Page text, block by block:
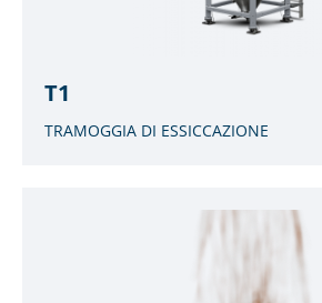
T1
TRAMOGGIA DI ESSICCAZIONE